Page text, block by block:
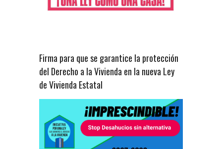
Firma para que se garantice la protección
del Derecho a la Vivienda en la nueva Ley
de Vivienda Estatal